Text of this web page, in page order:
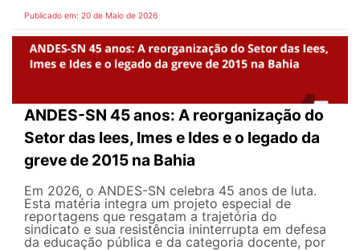
Publicado em: 20 de Maio de 2026
ANDES-SN 45 anos: A reorganização do
Setor das Iees, Imes e Ides e o legado da
greve de 2015 na Bahia
Em 2026, o ANDES-SN celebra 45 anos de luta.
Esta matéria integra um projeto especial de
reportagens que resgatam a trajetória do
sindicato e sua resistência ininterrupta em defesa
da educação pública e da categoria docente, por